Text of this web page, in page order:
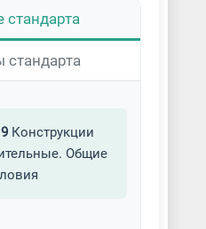
стандарта
стандарта
Конструкции
Общие